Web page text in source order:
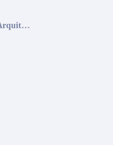
Toño Vázquez Rosales, Arquitecto